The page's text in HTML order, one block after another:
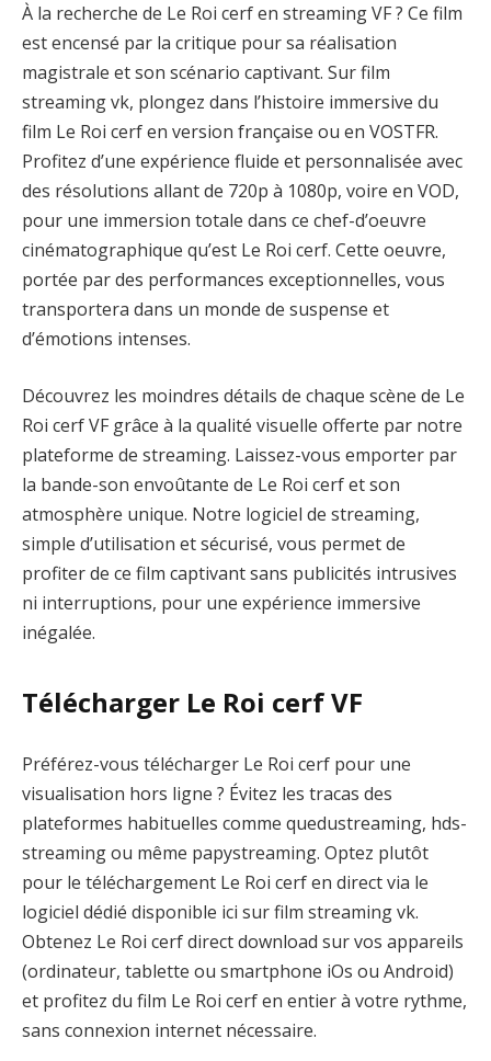
À la recherche de Le Roi cerf en streaming VF ? Ce film
est encensé par la critique pour sa réalisation
magistrale et son scénario captivant. Sur film
streaming vk, plongez dans l’histoire immersive du
film Le Roi cerf en version française ou en VOSTFR.
Profitez d’une expérience fluide et personnalisée avec
des résolutions allant de 720p à 1080p, voire en VOD,
pour une immersion totale dans ce chef-d’oeuvre
cinématographique qu’est Le Roi cerf. Cette oeuvre,
portée par des performances exceptionnelles, vous
transportera dans un monde de suspense et
d’émotions intenses.
Découvrez les moindres détails de chaque scène de Le
Roi cerf VF grâce à la qualité visuelle offerte par notre
plateforme de streaming. Laissez-vous emporter par
la bande-son envoûtante de Le Roi cerf et son
atmosphère unique. Notre logiciel de streaming,
simple d’utilisation et sécurisé, vous permet de
profiter de ce film captivant sans publicités intrusives
ni interruptions, pour une expérience immersive
inégalée.
Télécharger Le Roi cerf VF
Préférez-vous télécharger Le Roi cerf pour une
visualisation hors ligne ? Évitez les tracas des
plateformes habituelles comme quedustreaming, hds-
streaming ou même papystreaming. Optez plutôt
pour le téléchargement Le Roi cerf en direct via le
logiciel dédié disponible ici sur film streaming vk.
Obtenez Le Roi cerf direct download sur vos appareils
(ordinateur, tablette ou smartphone iOs ou Android)
et profitez du film Le Roi cerf en entier à votre rythme,
sans connexion internet nécessaire.